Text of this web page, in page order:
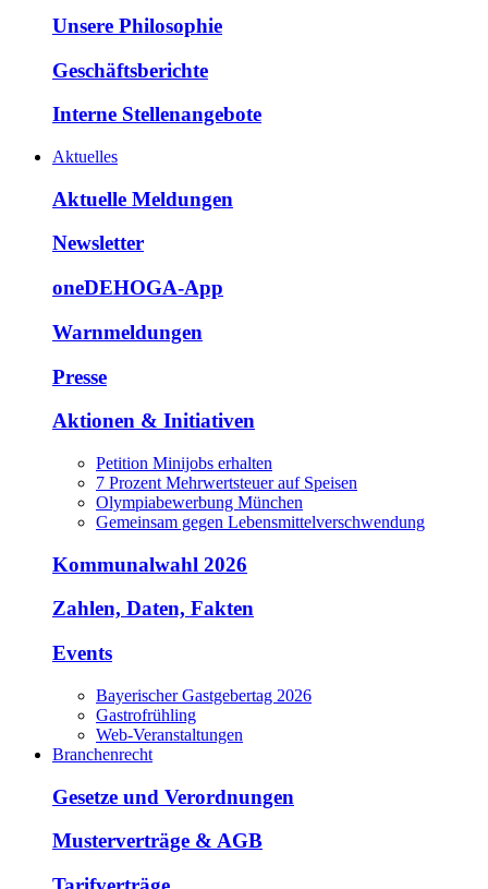
Unsere Philosophie
Geschäftsberichte
Interne Stellenangebote
Aktuelles
Aktuelle Meldungen
Newsletter
oneDEHOGA-App
Warnmeldungen
Presse
Aktionen & Initiativen
Petition Minijobs erhalten
7 Prozent Mehrwertsteuer auf Speisen
Olympiabewerbung München
Gemeinsam gegen Lebensmittelverschwendung
Kommunalwahl 2026
Zahlen, Daten, Fakten
Events
Bayerischer Gastgebertag 2026
Gastrofrühling
Web-Veranstaltungen
Branchenrecht
Gesetze und Verordnungen
Musterverträge & AGB